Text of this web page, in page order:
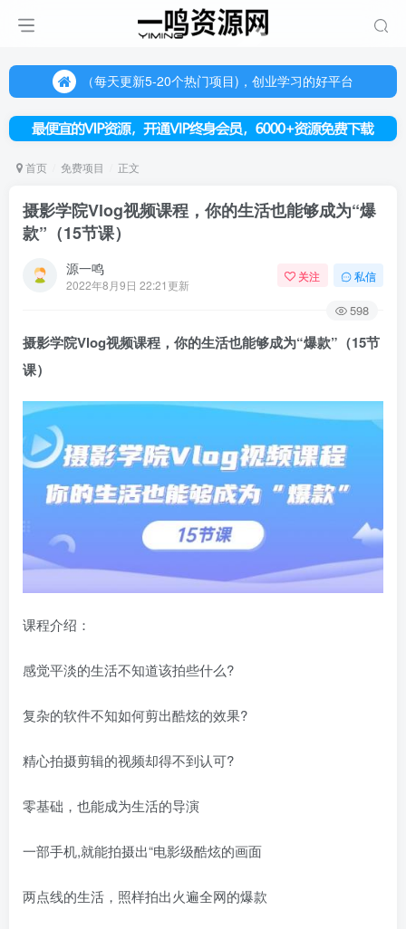
（每天更新5-20个热门项目)，创业学习的好平台
（每天更新5-20个热门项目)，创业学习的好平台
欢迎访问一鸣资源网，本站汇集数千网创课程和项目
首页 免费项目 正文
摄影学院Vlog视频课程，你的生活也能够成为“爆
款”（15节课）
源一鸣
2022年8月9日 22:21更新
关注 私信
598
摄影学院Vlog视频课程 ，你的生活也能够成为“爆款”（15节
课）
课程介绍：
感觉平淡的生活不知道该拍些什么?
复杂的软件不知如何剪出酷炫的效果?
精心拍摄剪辑的视频却得不到认可?
零基础，也能成为生活的导演
一部手机,就能拍摄出“电影级酷炫的画面
两点线的生活，照样拍出火遍全网的爆款